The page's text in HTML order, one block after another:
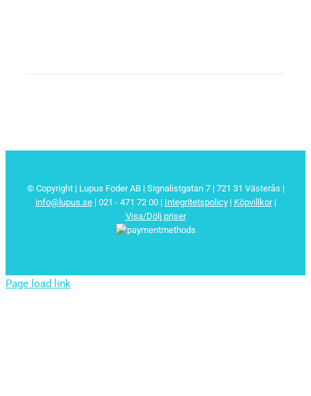
© Copyright | Lupus Foder AB | Signalistgatan 7 | 721 31 Västerås |
info@lupus.se| 021 - 471 72 00 | Integritetspolicy| Köpvillkor|
Visa/Dölj priser
Page load link